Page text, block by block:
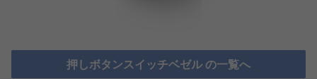
押しボタンスイッチベゼル の一覧へ